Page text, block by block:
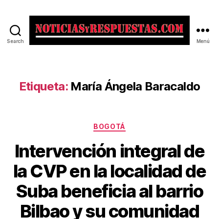
Search Menú
Etiqueta: María Ángela Baracaldo
Categorías
BOGOTÁ
Intervención integral de
la CVP en la localidad de
Suba beneficia al barrio
Bilbao y su comunidad